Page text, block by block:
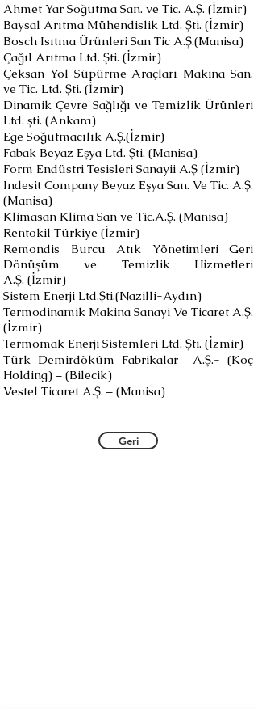
Ahmet Yar Soğutma San. ve Tic. A.Ş. (İzmir)
Baysal Arıtma Mühendislik Ltd. Şti. (İzmir)
Bosch Isıtma Ürünleri San Tic A.Ş.(Manisa)
Çağıl Arıtma Ltd. Şti. (İzmir)
Çeksan Yol Süpürme Araçları Makina San.
ve Tic. Ltd. Şti. (İzmir)
Dinamik Çevre Sağlığı ve Temizlik Ürünleri
Ltd. şti. (Ankara)
Ege Soğutmacılık A.Ş.(İzmir)
Fabak Beyaz Eşya Ltd. Şti. (Manisa)
Form Endüstri Tesisleri Sanayii A.Ş (İzmir)
Indesit Company Beyaz Eşya San. Ve Tic. A.Ş.
(Manisa)
Klimasan Klima San ve Tic.A.Ş. (Manisa)
Rentokil Türkiye (İzmir)
Remondis Burcu Atık Yönetimleri Geri
Dönüşüm ve Temizlik Hizmetleri
A.Ş. (İzmir)
Sistem Enerji Ltd.Şti.(Nazilli-Aydın)
Termodinamik Makina Sanayi Ve Ticaret A.Ş.
(İzmir)
Termomak Enerji Sistemleri Ltd. Şti. (İzmir)
Türk Demirdöküm Fabrikalar A.Ş.- (Koç
Holding) – (Bilecik)
Vestel Ticaret A.Ş. – (Manisa)
Geri